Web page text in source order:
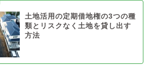
土地活用の定期借地権の3つの種
類とリスクなく土地を貸し出す
方法